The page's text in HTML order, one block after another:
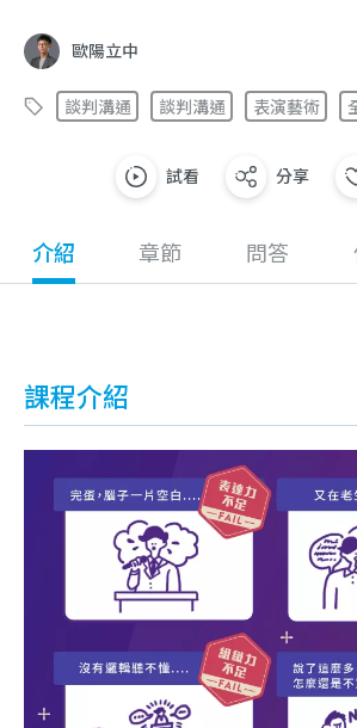
歐陽立中
談判溝通 談判溝通 表演藝術
試看 分享
介紹 章節 問答
課程介紹